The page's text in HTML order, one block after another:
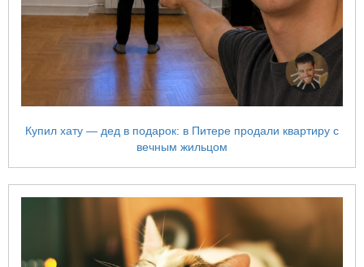
Купил хату — дед в подарок: в Питере продали квартиру с
вечным жильцом